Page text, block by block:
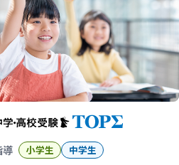
導 小学生 中学生